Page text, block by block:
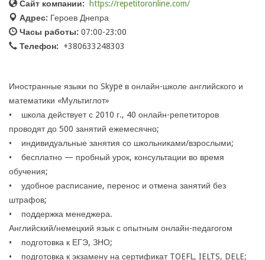
Сайт компании:
https://repetitoronline.com/
Адрес: Героев Днепра
Часы работы: 07:00-23:00
Телефон:
+380633248303
Иностранные языки по Skype в онлайн-школе английского и
математики «Мультиглот»
• школа действует с 2010 г., 40 онлайн-репетиторов
проводят до 500 занятий ежемесячно;
• индивидуальные занятия со школьниками/взрослыми;
• бесплатно — пробный урок, консультации во время
обучения;
• удобное расписание, перенос и отмена занятий без
штрафов;
• поддержка менеджера.
Английский/немецкий язык с опытным онлайн-педагогом
• подготовка к ЕГЭ, ЗНО;
• подготовка к экзамену на сертификат TOEFL, IELTS, DELE;